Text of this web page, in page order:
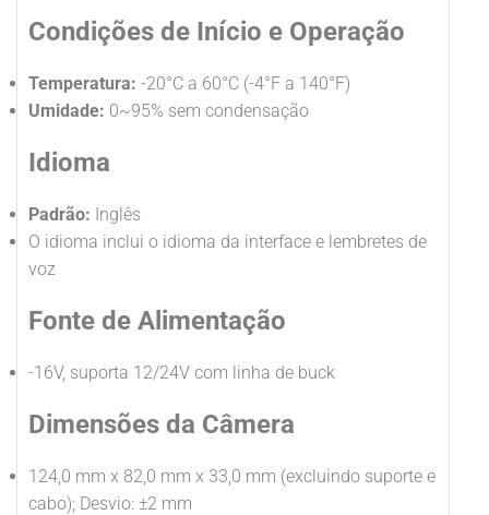
Condições de Início e Operação
Temperatura: -20°C a 60°C (-4°F a 140°F)
Umidade: 0~95% sem condensação
Idioma
Padrão: Inglês
O idioma inclui o idioma da interface e lembretes de
voz
Fonte de Alimentação
-16V, suporta 12/24V com linha de buck
Dimensões da Câmera
124,0 mm x 82,0 mm x 33,0 mm (excluindo suporte e
cabo); Desvio: ±2 mm